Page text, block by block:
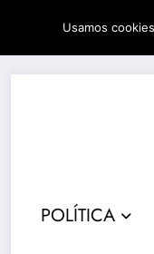
contenido
09/08/2026
POLÍTICA
Usamos